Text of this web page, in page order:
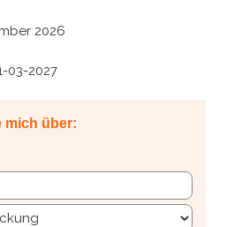
2026
03-2027
mich über: